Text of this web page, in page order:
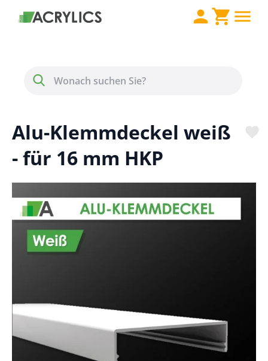
Menü
Alu-Klemmdeckel weiß
- für 16 mm HKP